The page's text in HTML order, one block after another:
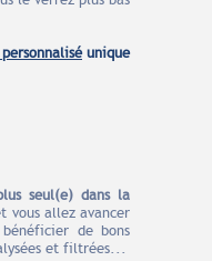
unique
seul(e) dans la
vous allez avancer
de bons
et filtrées...